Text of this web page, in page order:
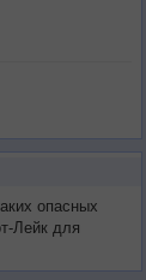
опасных
Лейк для